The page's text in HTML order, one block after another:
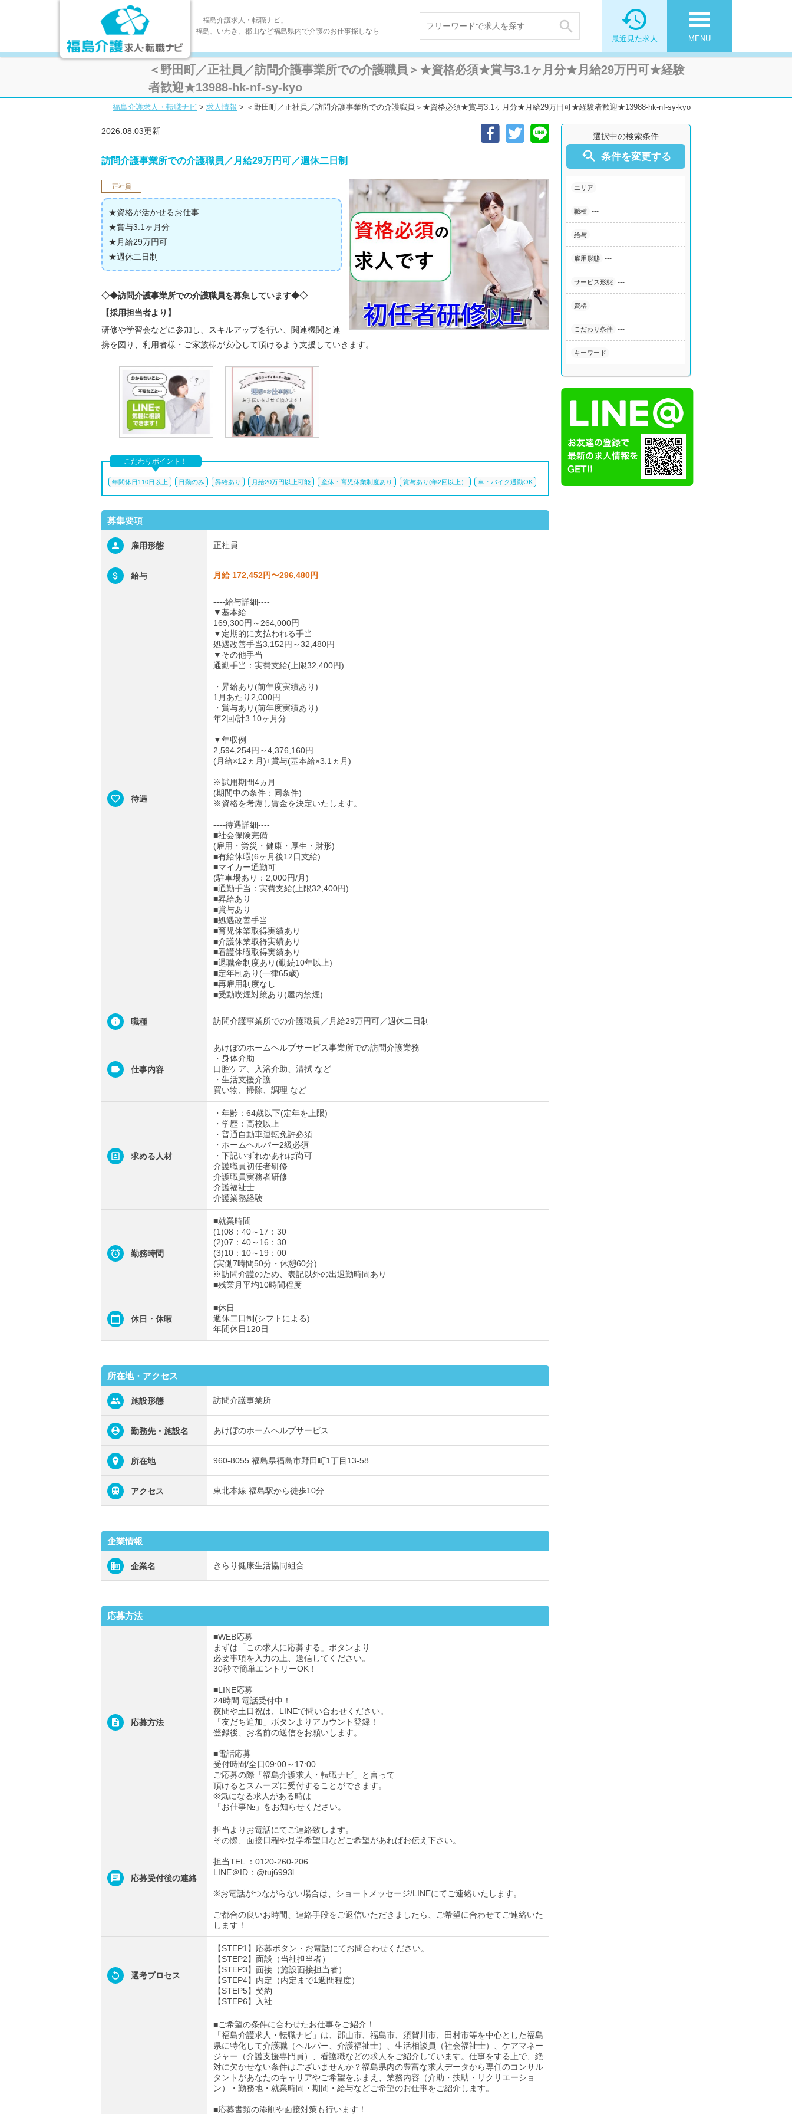
「福島介護求人・転職ナビ」
福島、いわき、郡山など福島県内で介護のお仕事探しなら
 menu
MENU

最近見た求人
＜野田町／正社員／訪問介護事業所での介護職員＞★資格必須★賞与3.1ヶ月分★月給29万円可★経験
者歓迎★13988-hk-nf-sy-kyo
福島介護求人・転職ナビ > 求人情報 > ＜野田町／正社員／訪問介護事業所での介護職員＞★資格必須★賞与3.1ヶ月分★月給29万円可★経験者歓迎★13988-hk-nf-sy-kyo
選択中の検索条件
 条件を変更する
エリア ---
職種 ---
給与 ---
雇用形態 ---
サービス形態 ---
資格 ---
こだわり条件 ---
キーワード ---
2026.08.03更新
訪問介護事業所での介護職員／月給29万円可／週休二日制
正社員
★資格が活かせるお仕事
★賞与3.1ヶ月分
★月給29万円可
★週休二日制
◇◆訪問介護事業所での介護職員を募集しています◆◇
【採用担当者より】
研修や学習会などに参加し、スキルアップを行い、関連機関と連
携を図り、利用者様・ご家族様が安心して頂けるよう支援していきます。
こだわりポイント！
年間休日110日以上 日勤のみ 昇給あり 月給20万円以上可能 産休・育児休業制度あり 賞与あり(年2回以上） 車・バイク通勤OK
募集要項
雇用形態 正社員
給与 月給 172,452円〜296,480円
待遇
----給与詳細----
▼基本給
169,300円～264,000円
▼定期的に支払われる手当
処遇改善手当3,152円～32,480円
▼その他手当
通勤手当：実費支給(上限32,400円)
・昇給あり(前年度実績あり)
1月あたり2,000円
・賞与あり(前年度実績あり)
年2回/計3.10ヶ月分
▼年収例
2,594,254円～4,376,160円
(月給×12ヵ月)+賞与(基本給×3.1ヵ月)
※試用期間4ヵ月
(期間中の条件：同条件)
※資格を考慮し賃金を決定いたします。
----待遇詳細----
■社会保険完備
(雇用・労災・健康・厚生・財形)
■有給休暇(6ヶ月後12日支給)
■マイカー通勤可
(駐車場あり：2,000円/月)
■通勤手当：実費支給(上限32,400円)
■昇給あり
■賞与あり
■処遇改善手当
■育児休業取得実績あり
■介護休業取得実績あり
■看護休暇取得実績あり
■退職金制度あり(勤続10年以上)
■定年制あり(一律65歳)
■再雇用制度なし
■受動喫煙対策あり(屋内禁煙)
職種 訪問介護事業所での介護職員／月給29万円可／週休二日制
仕事内容
あけぼのホームヘルプサービス事業所での訪問介護業務
・身体介助
口腔ケア、入浴介助、清拭 など
・生活支援介護
買い物、掃除、調理 など
求める人材
・年齢：64歳以下(定年を上限)
・学歴：高校以上
・普通自動車運転免許必須
・ホームヘルパー2級必須
・下記いずれかあれば尚可
介護職員初任者研修
介護職員実務者研修
介護福祉士
介護業務経験
勤務時間
■就業時間
(1)08：40～17：30
(2)07：40～16：30
(3)10：10～19：00
(実働7時間50分・休憩60分)
※訪問介護のため、表記以外の出退勤時間あり
■残業月平均10時間程度
休日・休暇
■休日
週休二日制(シフトによる)
年間休日120日
所在地・アクセス
施設形態 訪問介護事業所
勤務先・施設名 あけぼのホームヘルプサービス
所在地 960-8055 福島県福島市野田町1丁目13-58
アクセス 東北本線 福島駅から徒歩10分
企業情報
企業名 きらり健康生活協同組合
応募方法
応募方法
■WEB応募
まずは「この求人に応募する」ボタンより
必要事項を入力の上、送信してください。
30秒で簡単エントリーOK！
■LINE応募
24時間 電話受付中！
夜間や土日祝は、LINEで問い合わせください。
「友だち追加」ボタンよりアカウント登録！
登録後、お名前の送信をお願いします。
■電話応募
受付時間/全日09:00～17:00
ご応募の際「福島介護求人・転職ナビ」と言って
頂けるとスムーズに受付することができます。
※気になる求人がある時は
「お仕事№」をお知らせください。
応募受付後の連絡
担当よりお電話にてご連絡致します。
その際、面接日程や見学希望日などご希望があればお伝え下さい。
担当TEL ：0120-260-206
LINE＠ID：@tuj6993l
※お電話がつながらない場合は、ショートメッセージ/LINEにてご連絡いたします。
ご都合の良いお時間、連絡手段をご返信いただきましたら、ご希望に合わせてご連絡いた
します！
選考プロセス
【STEP1】応募ボタン・お電話にてお問合わせください。
【STEP2】面談（当社担当者）
【STEP3】面接（施設面接担当者）
【STEP4】内定（内定まで1週間程度）
【STEP5】契約
【STEP6】入社
■ご希望の条件に合わせたお仕事をご紹介！
「福島介護求人・転職ナビ」は、郡山市、福島市、須賀川市、田村市等を中心とした福島
県に特化して介護職（ヘルパー、介護福祉士）、生活相談員（社会福祉士）、ケアマネー
ジャー（介護支援専門員）、看護職などの求人をご紹介しています。仕事をする上で、絶
対に欠かせない条件はございませんか？福島県内の豊富な求人データから専任のコンサル
タントがあなたのキャリアやご希望をふまえ、業務内容（介助・扶助・リクリエーショ
ン）・勤務地・就業時間・期間・給与などご希望のお仕事をご紹介します。
■応募書類の添削や面接対策も行います！